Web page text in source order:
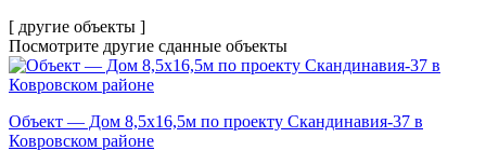
[ другие объекты ]
Посмотрите другие сданные объекты
Объект — Дом 8,5х16,5м по проекту Скандинавия-37 в
Ковровском районе